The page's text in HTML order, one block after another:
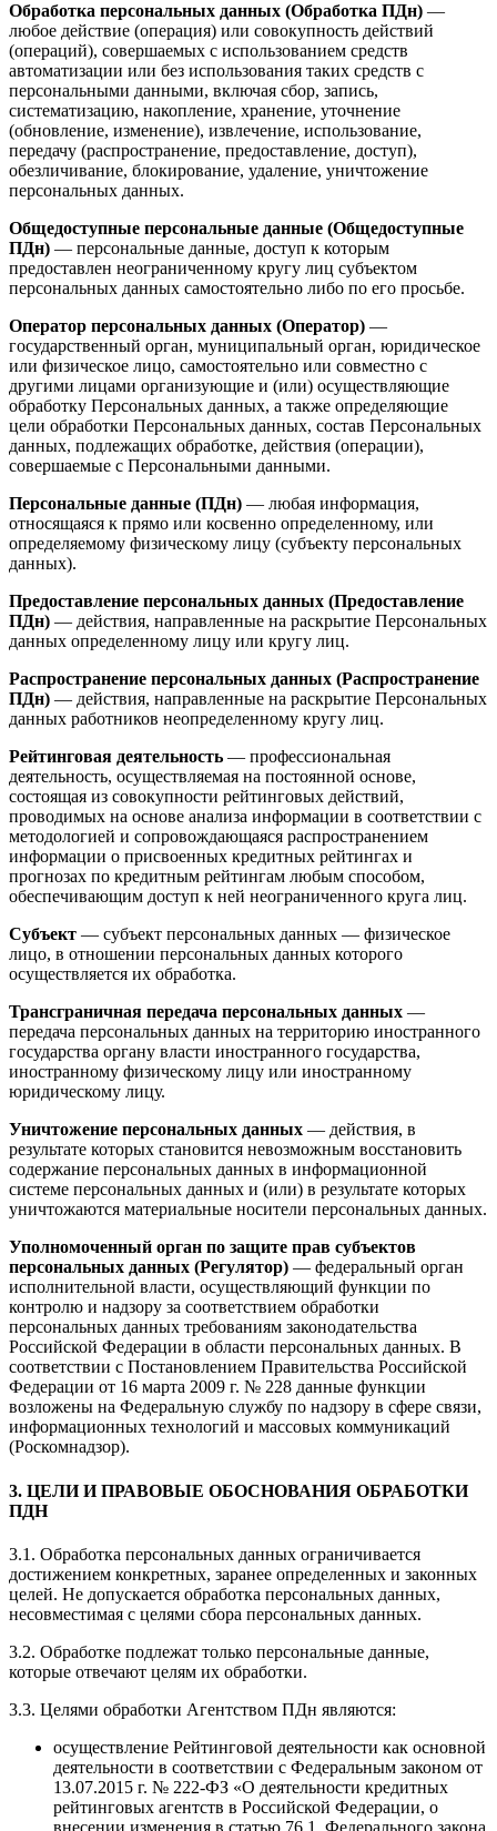
Обработка персональных данных (Обработка ПДн) —
любое действие (операция) или совокупность действий
(операций), совершаемых с использованием средств
автоматизации или без использования таких средств с
персональными данными, включая сбор, запись,
систематизацию, накопление, хранение, уточнение
(обновление, изменение), извлечение, использование,
передачу (распространение, предоставление, доступ),
обезличивание, блокирование, удаление, уничтожение
персональных данных.
Общедоступные персональные данные (Общедоступные
ПДн) — персональные данные, доступ к которым
предоставлен неограниченному кругу лиц субъектом
персональных данных самостоятельно либо по его просьбе.
Оператор персональных данных (Оператор) —
государственный орган, муниципальный орган, юридическое
или физическое лицо, самостоятельно или совместно с
другими лицами организующие и (или) осуществляющие
обработку Персональных данных, а также определяющие
цели обработки Персональных данных, состав Персональных
данных, подлежащих обработке, действия (операции),
совершаемые с Персональными данными.
Персональные данные (ПДн) — любая информация,
относящаяся к прямо или косвенно определенному, или
определяемому физическому лицу (субъекту персональных
данных).
Предоставление персональных данных (Предоставление
ПДн) — действия, направленные на раскрытие Персональных
данных определенному лицу или кругу лиц.
Распространение персональных данных (Распространение
ПДн) — действия, направленные на раскрытие Персональных
данных работников неопределенному кругу лиц.
Рейтинговая деятельность — профессиональная
деятельность, осуществляемая на постоянной основе,
состоящая из совокупности рейтинговых действий,
проводимых на основе анализа информации в соответствии с
методологией и сопровождающаяся распространением
информации о присвоенных кредитных рейтингах и
прогнозах по кредитным рейтингам любым способом,
обеспечивающим доступ к ней неограниченного круга лиц.
Субъект — субъект персональных данных — физическое
лицо, в отношении персональных данных которого
осуществляется их обработка.
Трансграничная передача персональных данных —
передача персональных данных на территорию иностранного
государства органу власти иностранного государства,
иностранному физическому лицу или иностранному
юридическому лицу.
Уничтожение персональных данных — действия, в
результате которых становится невозможным восстановить
содержание персональных данных в информационной
системе персональных данных и (или) в результате которых
уничтожаются материальные носители персональных данных.
Уполномоченный орган по защите прав субъектов
персональных данных (Регулятор) — федеральный орган
исполнительной власти, осуществляющий функции по
контролю и надзору за соответствием обработки
персональных данных требованиям законодательства
Российской Федерации в области персональных данных. В
соответствии с Постановлением Правительства Российской
Федерации от 16 марта 2009 г. № 228 данные функции
возложены на Федеральную службу по надзору в сфере связи,
информационных технологий и массовых коммуникаций
(Роскомнадзор).
3. ЦЕЛИ И ПРАВОВЫЕ ОБОСНОВАНИЯ ОБРАБОТКИ
ПДН
3.1. Обработка персональных данных ограничивается
достижением конкретных, заранее определенных и законных
целей. Не допускается обработка персональных данных,
несовместимая с целями сбора персональных данных.
3.2. Обработке подлежат только персональные данные,
которые отвечают целям их обработки.
3.3. Целями обработки Агентством ПДн являются:
осуществление Рейтинговой деятельности как основной
деятельности в соответствии с Федеральным законом от
13.07.2015 г. № 222-ФЗ «О деятельности кредитных
рейтинговых агентств в Российской Федерации, о
внесении изменения в статью 76.1. Федерального закона